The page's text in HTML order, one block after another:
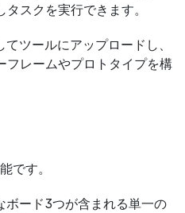
スクを実行できます。
ツールにアップロードし、
フレームやプロトタイプを構
です。
ボード3つが含まれる単一の